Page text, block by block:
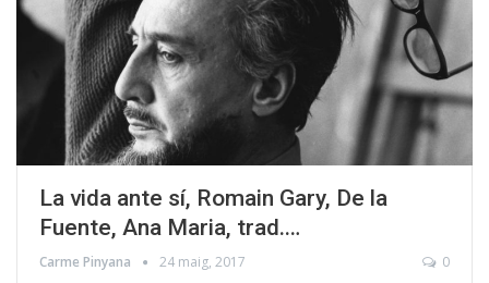
La vida ante sí, Romain Gary, De la
Fuente, Ana Maria, trad.…
Carme Pinyana 24 maig, 2017 0